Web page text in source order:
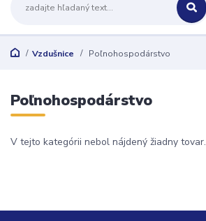
Vzdušnice Poľnohospodárstvo
Poľnohospodárstvo
V tejto kategórii nebol nájdený žiadny tovar.